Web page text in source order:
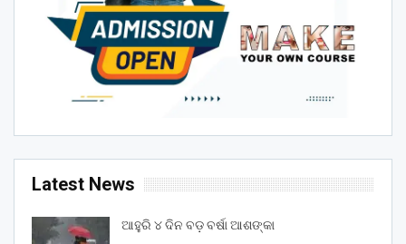
Latest News
ଆହୁରି ୪ ଦିନ ବଡ଼ ବର୍ଷା ଆଶଙ୍କା